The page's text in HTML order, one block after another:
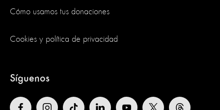
Cómo usamos tus donaciones
Cookies y política de privacidad
Síguenos